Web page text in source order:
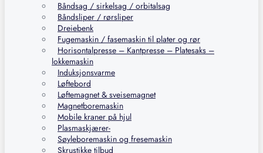
Båndsag / sirkelsag / orbitalsag
Båndsliper / rørsliper
Dreiebenk
Fugemaskin / fasemaskin til plater og rør
Horisontalpresse – Kantpresse – Platesaks –
lokkemaskin
Induksjonsvarme
Løftebord
Løftemagnet & sveisemagnet
Magnetboremaskin
Mobile kraner på hjul
Plasmaskjærer-
Søyleboremaskin og fresemaskin
Skrustikke tilbud